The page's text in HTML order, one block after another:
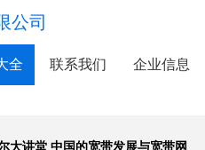
公司
全 联系我们 企业信息
大讲堂 中国的宽带发展与宽带网